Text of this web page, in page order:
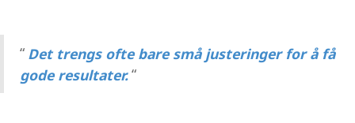
“ Det trengs ofte bare små justeringer for å få
gode resultater.“